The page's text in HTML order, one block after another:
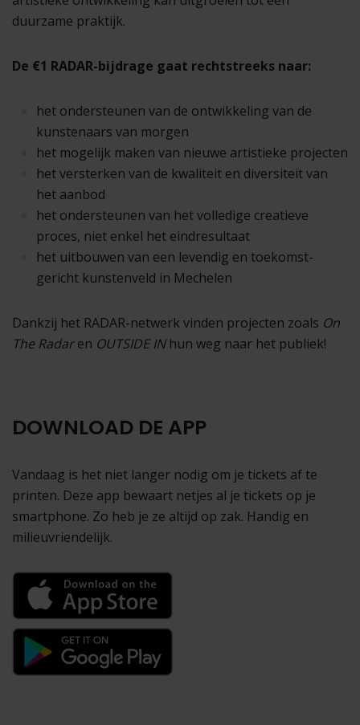
duurzame praktijk.
De €1 RADAR-bijdrage gaat rechtstreeks naar:
het ondersteunen van de ontwikkeling van de
kunstenaars van morgen
het mogelijk maken van nieuwe artistieke projecten
het versterken van de kwaliteit en diversiteit van
het aanbod
het ondersteunen van het volledige creatieve
proces, niet enkel het eindresultaat
het uitbouwen van een levendig en toekomst-
gericht kunstenveld in Mechelen
Dankzij het RADAR-netwerk vinden projecten zoals On
The Radaren OUTSIDE INhun weg naar het publiek!
DOWNLOAD DE APP
Vandaag is het niet langer nodig om je tickets af te
printen. Deze app bewaart netjes al je tickets op je
smartphone. Zo heb je ze altijd op zak. Handig en
milieuvriendelijk.